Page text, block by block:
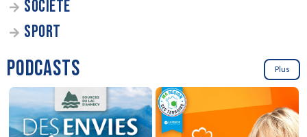
SOCIÉTÉ
SPORT
PODCASTS Plus